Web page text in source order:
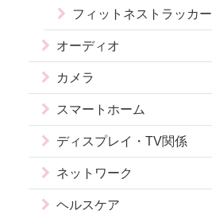
フィットネストラッカー
オーディオ
カメラ
スマートホーム
ディスプレイ・TV関係
ネットワーク
ヘルスケア